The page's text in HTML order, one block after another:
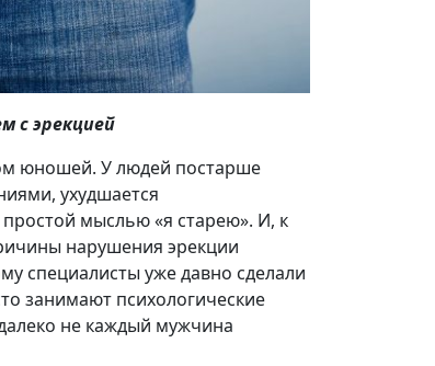
с эрекцией
юношей. У людей постарше
ухудшается
мыслью «я старею». И, к
нарушения эрекции
специалисты уже давно сделали
занимают психологические
не каждый мужчина